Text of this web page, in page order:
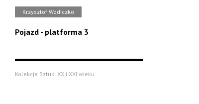
Krzysztof Wodiczko
Pojazd - platforma 3
Kolekcja Sztuki XX i XXI wieku